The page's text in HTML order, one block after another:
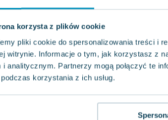
korzysta z plików cookie
pliki cookie do spersonalizowania treści i
witrynie. Informacje o tym, jak korzystasz z
i analitycznym. Partnerzy mogą połączyć te
korzystania z ich usług.
twarda
Artbooks UA, 2026
W tej
sprytu, Tom
0.0
Pakujemy